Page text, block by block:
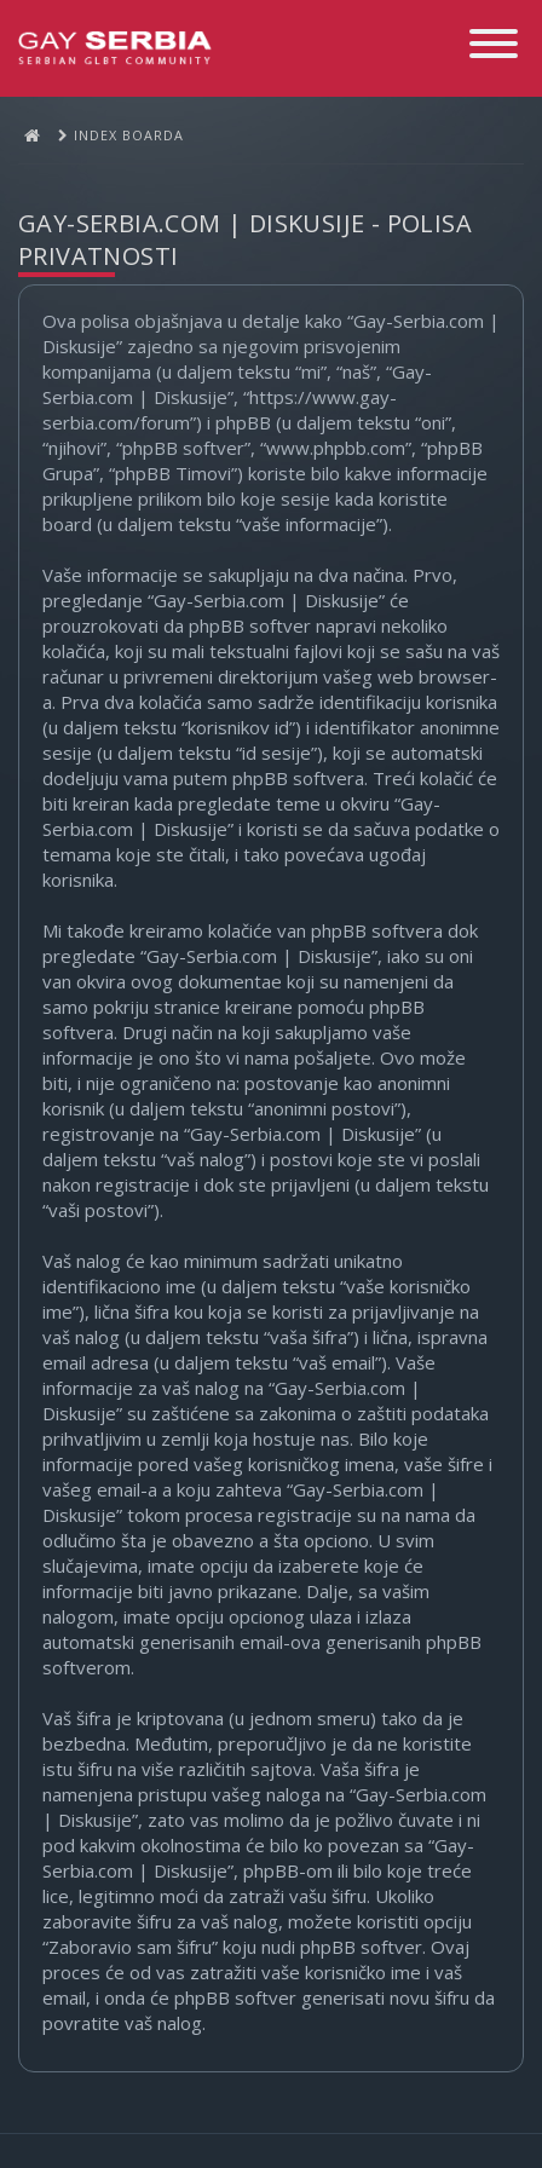
Toggle
INDEX BOARDA
GAY-SERBIA.COM | DISKUSIJE - POLISA
PRIVATNOSTI
Ova polisa objašnjava u detalje kako “Gay-Serbia.com |
Diskusije” zajedno sa njegovim prisvojenim
kompanijama (u daljem tekstu “mi”, “naš”, “Gay-
Serbia.com | Diskusije”, “https://www.gay-
serbia.com/forum”) i phpBB (u daljem tekstu “oni”,
“njihovi”, “phpBB softver”, “www.phpbb.com”, “phpBB
Grupa”, “phpBB Timovi”) koriste bilo kakve informacije
prikupljene prilikom bilo koje sesije kada koristite
board (u daljem tekstu “vaše informacije”).
Vaše informacije se sakupljaju na dva načina. Prvo,
pregledanje “Gay-Serbia.com | Diskusije” će
prouzrokovati da phpBB softver napravi nekoliko
kolačića, koji su mali tekstualni fajlovi koji se sašu na vaš
računar u privremeni direktorijum vašeg web browser-
a. Prva dva kolačića samo sadrže identifikaciju korisnika
(u daljem tekstu “korisnikov id”) i identifikator anonimne
sesije (u daljem tekstu “id sesije”), koji se automatski
dodeljuju vama putem phpBB softvera. Treći kolačić će
biti kreiran kada pregledate teme u okviru “Gay-
Serbia.com | Diskusije” i koristi se da sačuva podatke o
temama koje ste čitali, i tako povećava ugođaj
korisnika.
Mi takođe kreiramo kolačiće van phpBB softvera dok
pregledate “Gay-Serbia.com | Diskusije”, iako su oni
van okvira ovog dokumentae koji su namenjeni da
samo pokriju stranice kreirane pomoću phpBB
softvera. Drugi način na koji sakupljamo vaše
informacije je ono što vi nama pošaljete. Ovo može
biti, i nije ograničeno na: postovanje kao anonimni
korisnik (u daljem tekstu “anonimni postovi”),
registrovanje na “Gay-Serbia.com | Diskusije” (u
daljem tekstu “vaš nalog”) i postovi koje ste vi poslali
nakon registracije i dok ste prijavljeni (u daljem tekstu
“vaši postovi”).
Vaš nalog će kao minimum sadržati unikatno
identifikaciono ime (u daljem tekstu “vaše korisničko
ime”), lična šifra kou koja se koristi za prijavljivanje na
vaš nalog (u daljem tekstu “vaša šifra”) i lična, ispravna
email adresa (u daljem tekstu “vaš email”). Vaše
informacije za vaš nalog na “Gay-Serbia.com |
Diskusije” su zaštićene sa zakonima o zaštiti podataka
prihvatljivim u zemlji koja hostuje nas. Bilo koje
informacije pored vašeg korisničkog imena, vaše šifre i
vašeg email-a a koju zahteva “Gay-Serbia.com |
Diskusije” tokom procesa registracije su na nama da
odlučimo šta je obavezno a šta opciono. U svim
slučajevima, imate opciju da izaberete koje će
informacije biti javno prikazane. Dalje, sa vašim
nalogom, imate opciju opcionog ulaza i izlaza
automatski generisanih email-ova generisanih phpBB
softverom.
Vaš šifra je kriptovana (u jednom smeru) tako da je
bezbedna. Međutim, preporučljivo je da ne koristite
istu šifru na više različitih sajtova. Vaša šifra je
namenjena pristupu vašeg naloga na “Gay-Serbia.com
| Diskusije”, zato vas molimo da je požlivo čuvate i ni
pod kakvim okolnostima će bilo ko povezan sa “Gay-
Serbia.com | Diskusije”, phpBB-om ili bilo koje treće
lice, legitimno moći da zatraži vašu šifru. Ukoliko
zaboravite šifru za vaš nalog, možete koristiti opciju
“Zaboravio sam šifru” koju nudi phpBB softver. Ovaj
proces će od vas zatražiti vaše korisničko ime i vaš
email, i onda će phpBB softver generisati novu šifru da
povratite vaš nalog.